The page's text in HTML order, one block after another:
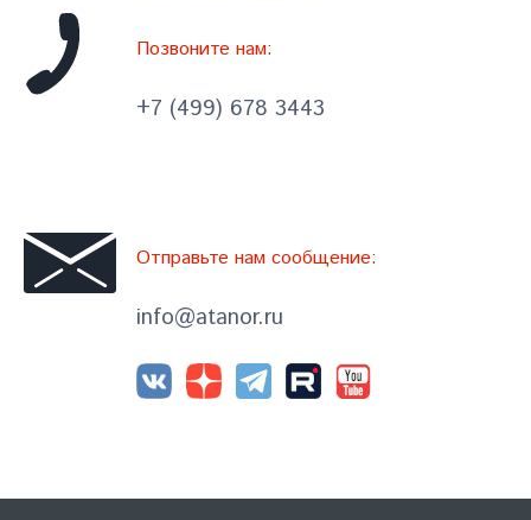
Позвоните нам:
+7 (499) 678 3443
Отправьте нам сообщение:
info@atanor.ru